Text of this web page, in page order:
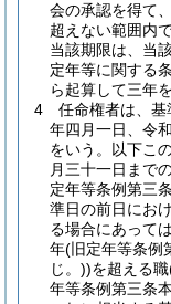
会の承認を得て
超えない範囲内
当該期限は、当
定年等に関する
ら起算して三年
4
任命権者は、基
年四月一日、令
をいう。以下こ
月三十一日まで
定年等条例第三
準日の前日にお
る場合にあって
年(旧定年等条例
じ。))を超える職
年等条例第三条